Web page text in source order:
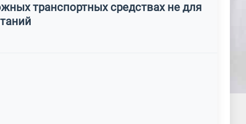
транспортных средствах не для